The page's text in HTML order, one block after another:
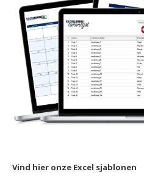
Vind hier onze Excel sjablonen